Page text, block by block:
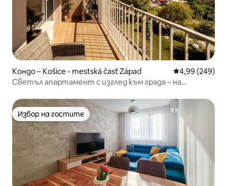
Кондо – Košice - mestská časť Západ Средна
4,99 (249)
Светъл апартамент с изглед към града – на
Избор на гостите
Избор на гостите